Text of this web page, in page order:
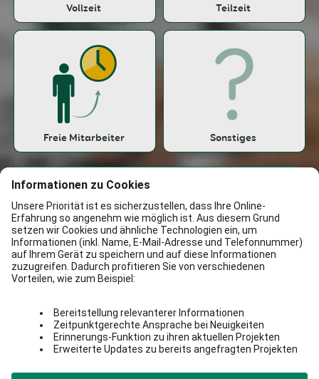
Vollzeit Teilzeit
Freie Mitarbeiter Sonstiges
Weiter
Bekannt aus:
100% kostenlos & unverbindlich
Kostenlose Beratung